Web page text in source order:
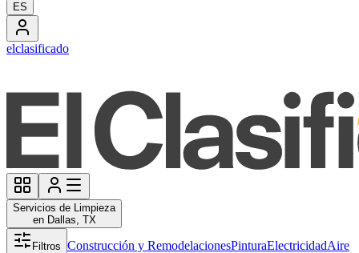
ES
elclasificado
Servicios de Limpieza
en Dallas, TX
Filtros Construcción y RemodelacionesPinturaElectricidadAire